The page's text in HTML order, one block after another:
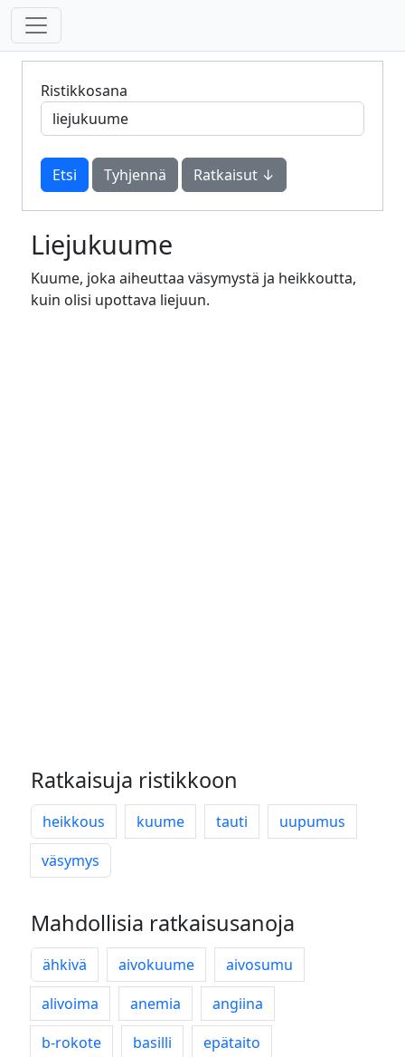
Ristikkosana
Tyhjennä Ratkaisut ↓
Liejukuume
Kuume, joka aiheuttaa väsymystä ja heikkoutta,
kuin olisi upottava liejuun.
Ratkaisuja ristikkoon
heikkous kuume tauti
uupumus
väsymys
Mahdollisia ratkaisusanoja
ähkivä aivokuume
aivosumu
alivoima
anemia
angiina
b-rokote
basilli
epätaito